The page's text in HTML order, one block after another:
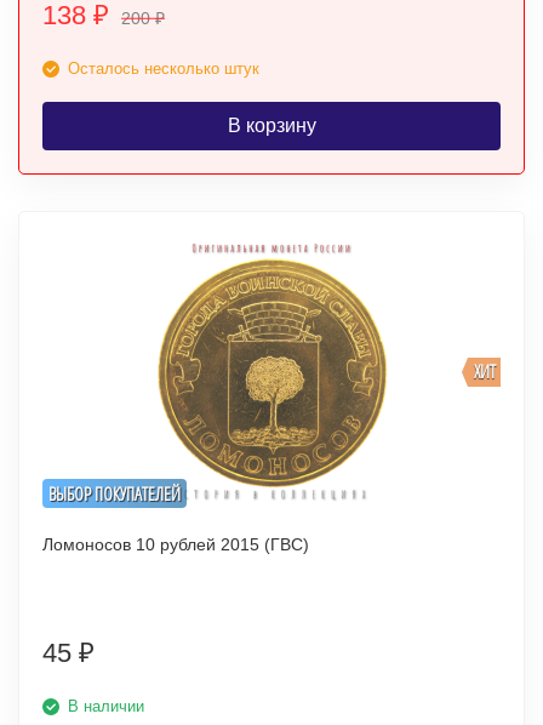
138 ₽ 200₽
Осталось несколько штук
В корзину
ВЫБОР ПОКУПАТЕЛЕЙ
ХИТ
Ломоносов 10 рублей 2015 (ГВС)
45 ₽
В наличии